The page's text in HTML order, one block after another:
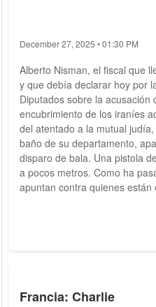
December 27, 2025 • 01:30 PM
Alberto Nisman, el fiscal que
y que debía declarar hoy por
Diputados sobre la
encubrimiento de los iraníes
del atentado a la mutual
baño de su departamento,
disparo de bala. Una pistola
a pocos metros. Como ha
apuntan contra quienes están
Francia: Charlie